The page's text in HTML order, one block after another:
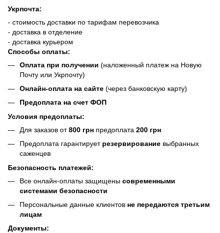
Укрпочта:
- стоимость доставки по тарифам перевозчика
- доставка в отделение
- доставка курьером
Способы оплаты:
Оплата при получении (наложенный платеж на Новую
Почту или Укрпочту)
Онлайн-оплата на сайте (через банковскую карту)
Предоплата на счет ФОП
Условия предоплаты:
Для заказов от800 грн предоплата 200 грн
Предоплата гарантирует резервирование выбранных
саженцев
Безопасность платежей:
Все онлайн-оплаты защищены современными
системами безопасности
Персональные данные клиентов не передаются третьим
лицам
Документы: